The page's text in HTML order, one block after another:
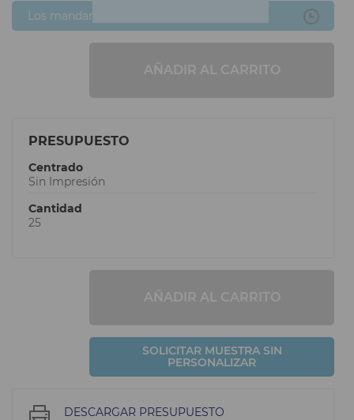
Los mandaré después
AÑADIR AL CARRITO
PRESUPUESTO
Centrado
Sin Impresión
Cantidad
25
AÑADIR AL CARRITO
SOLICITAR MUESTRA SIN
PERSONALIZAR
DESCARGAR PRESUPUESTO